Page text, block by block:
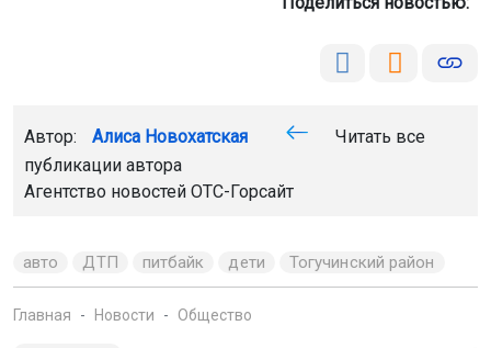
Скриншоты видео Анонимного Новосибирска
собирал мусор, который был разбросан под столбом, и
переносил его на проезжую часть. Таким образом
он заблокировал доступ машин к пляжу.